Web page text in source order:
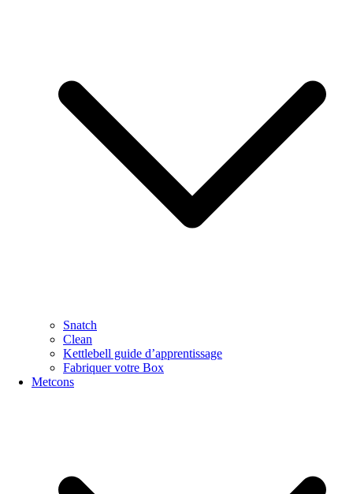
Snatch
Clean
Kettlebell guide d’apprentissage
Fabriquer votre Box
Metcons